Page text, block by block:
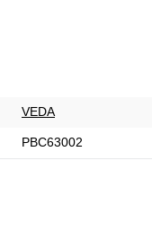
VEDA
PBC63002